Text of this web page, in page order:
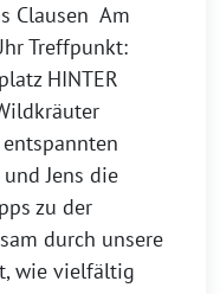
Clausen Am
Treffpunkt:
HINTER
Jens die
zu der
durch unsere
wie vielfältig